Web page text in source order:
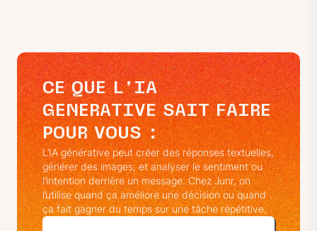
CE QUE L’IA
GENERATIVE SAIT FAIRE
POUR VOUS :
L’IA générative peut créer des réponses textuelles,
générer des images, et analyser le sentiment ou
l’intention derrière un message. Chez Junr, on
l’utilise quand ça améliore une décision ou quand
ça fait gagner du temps sur une tâche répétitive.